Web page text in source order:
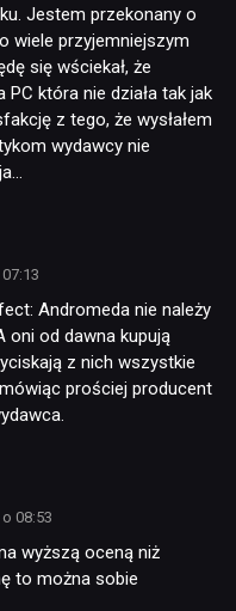
Jestem przekonany o
wiele przyjemniejszym
się wściekał, że
PC która nie działa tak jak
z tego, że wysłałem
wydawcy nie
Andromeda nie należy
oni od dawna kupują
z nich wszystkie
prościej producent
08:53
wyższą oceną niż
to można sobie